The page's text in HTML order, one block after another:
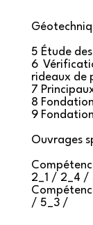
5 Étude
6
rideaux de
7
8
9
Ouvrages
2_1 / 2_4 /
/ 5_3 /